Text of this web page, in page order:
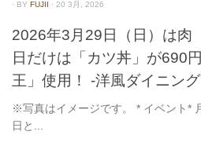
· BY FUJII · 20 3月, 2026
2026年3月29日（日）は肉
日だけは「カツ丼」が690
王」使用！ -洋風ダイニン
※写真はイメージです。 * イベント*
日と...